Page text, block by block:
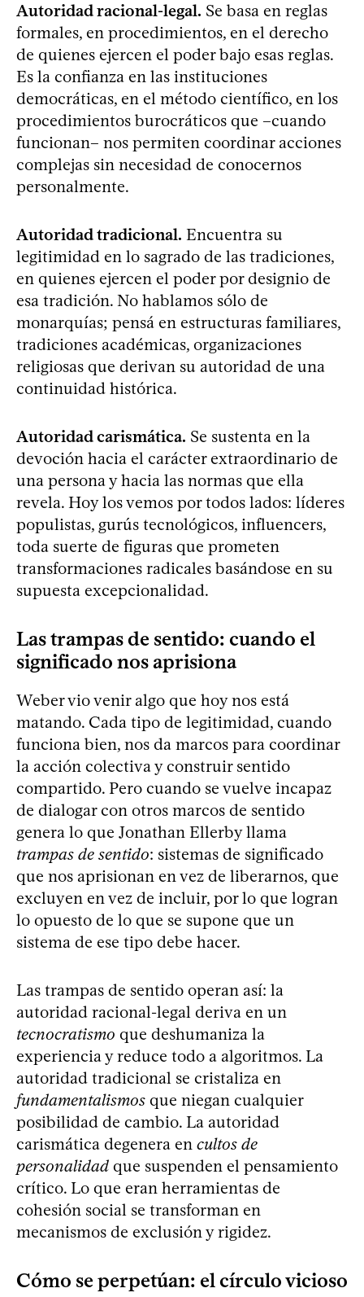
Autoridad racional-legal. Se basa en reglas
formales, en procedimientos, en el derecho
de quienes ejercen el poder bajo esas reglas.
Es la confianza en las instituciones
democráticas, en el método científico, en los
procedimientos burocráticos que –cuando
funcionan– nos permiten coordinar acciones
complejas sin necesidad de conocernos
personalmente.
Autoridad tradicional. Encuentra su
legitimidad en lo sagrado de las tradiciones,
en quienes ejercen el poder por designio de
esa tradición. No hablamos sólo de
monarquías; pensá en estructuras familiares,
tradiciones académicas, organizaciones
religiosas que derivan su autoridad de una
continuidad histórica.
Autoridad carismática. Se sustenta en la
devoción hacia el carácter extraordinario de
una persona y hacia las normas que ella
revela. Hoy los vemos por todos lados: líderes
populistas, gurús tecnológicos, influencers,
toda suerte de figuras que prometen
transformaciones radicales basándose en su
supuesta excepcionalidad.
Las trampas de sentido: cuando el
significado nos aprisiona
Weber vio venir algo que hoy nos está
matando. Cada tipo de legitimidad, cuando
funciona bien, nos da marcos para coordinar
la acción colectiva y construir sentido
compartido. Pero cuando se vuelve incapaz
de dialogar con otros marcos de sentido
genera lo que Jonathan Ellerby llama
trampas de sentido: sistemas de significado
que nos aprisionan en vez de liberarnos, que
excluyen en vez de incluir, por lo que logran
lo opuesto de lo que se supone que un
sistema de ese tipo debe hacer.
Las trampas de sentido operan así: la
autoridad racional-legal deriva en un
tecnocratismo que deshumaniza la
experiencia y reduce todo a algoritmos. La
autoridad tradicional se cristaliza en
fundamentalismos que niegan cualquier
posibilidad de cambio. La autoridad
carismática degenera en cultos de
personalidad que suspenden el pensamiento
crítico. Lo que eran herramientas de
cohesión social se transforman en
mecanismos de exclusión y rigidez.
Cómo se perpetúan: el círculo vicioso